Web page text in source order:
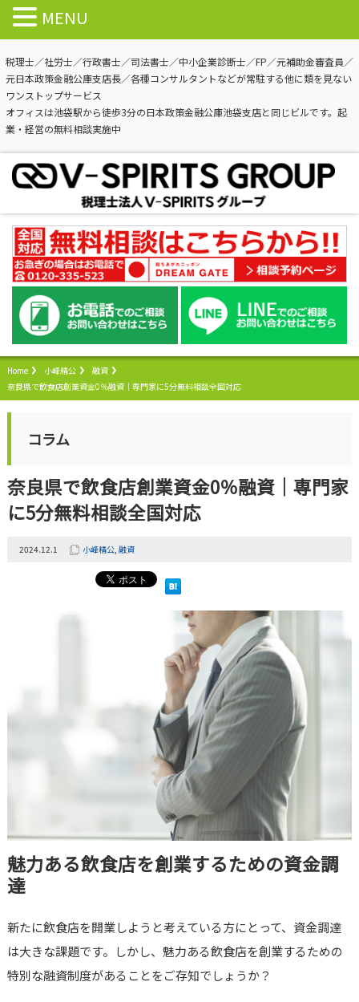
税理士／社労士／行政書士／司法書士／中小企業診断士／FP／元補助金審査員／
元日本政策金融公庫支店長／各種コンサルタントなどが常駐する他に類を見ない
ワンストップサービス
オフィスは池袋駅から徒歩3分の日本政策金融公庫池袋支店と同じビルです。起
業・経営の無料相談実施中
Home 小峰精公
融資
奈良県で飲食店創業資金0％融資｜専門家に5分無料相談全国対応
コラム
奈良県で飲食店創業資金0％融資｜専門家
に5分無料相談全国対応
2024.12.1 小峰精公, 融資
魅力ある飲食店を創業するための資金調
達
新たに飲食店を開業しようと考えている方にとって、資金調達
は大きな課題です。しかし、魅力ある飲食店を創業するための
特別な融資制度があることをご存知でしょうか？
MENU